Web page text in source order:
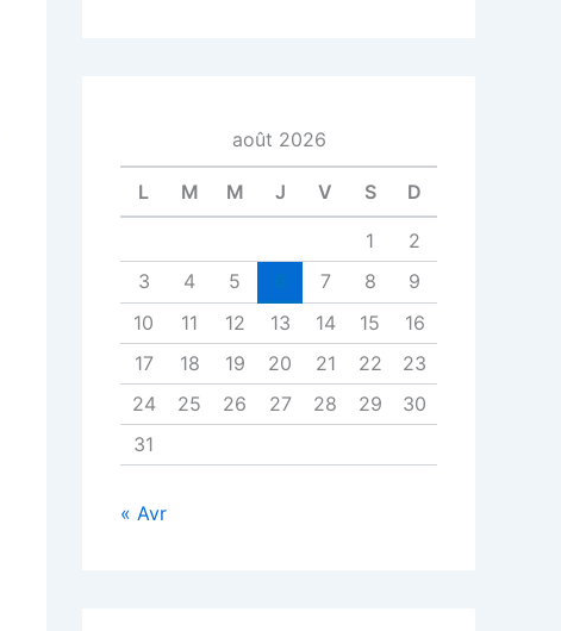
août 2026
L M M J V S D
1
2
3
4 5 7 8
9
10
11 12 13 14 15
16
17
18 19 20 21 22
23
24
25 26 27 28 29
30
31
« Avr